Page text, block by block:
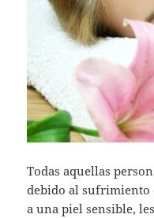
Todas aquellas
debido al sufrimiento
a una piel sensible,